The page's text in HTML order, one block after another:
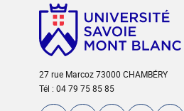
27 rue Marcoz 73000 CHAMBÉRY
Tél : 04 79 75 85 85